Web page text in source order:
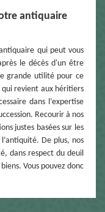
antiquaire
qui peut vous
le décès d'un être
grande utilité pour ce
revient aux héritiers
dans l’expertise
Recourir à nos
justes basées sur les
De plus, nos
dans respect du deuil
Vous pouvez donc